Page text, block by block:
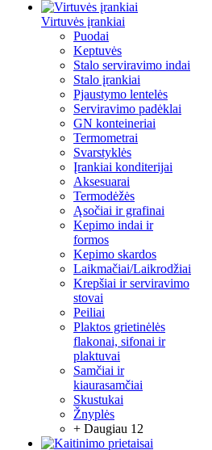
Virtuvės įrankiai
Puodai
Keptuvės
Stalo serviravimo indai
Stalo įrankiai
Pjaustymo lentelės
Serviravimo padėklai
GN konteineriai
Termometrai
Svarstyklės
Įrankiai konditerijai
Aksesuarai
Termodėžės
Ąsočiai ir grafinai
Kepimo indai ir
formos
Kepimo skardos
Laikmačiai/Laikrodžiai
Krepšiai ir serviravimo
stovai
Peiliai
Plaktos grietinėlės
flakonai, sifonai ir
plaktuvai
Samčiai ir
kiaurasamčiai
Skustukai
Žnyplės
+ Daugiau 12